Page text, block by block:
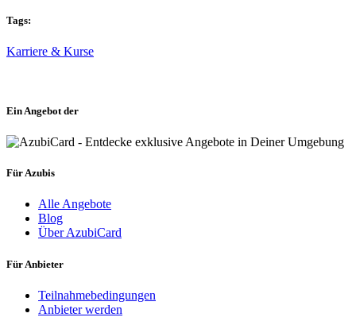
Tags:
Karriere & Kurse
Ein Angebot der
Für Azubis
Alle Angebote
Blog
Über AzubiCard
Für Anbieter
Teilnahmebedingungen
Anbieter werden